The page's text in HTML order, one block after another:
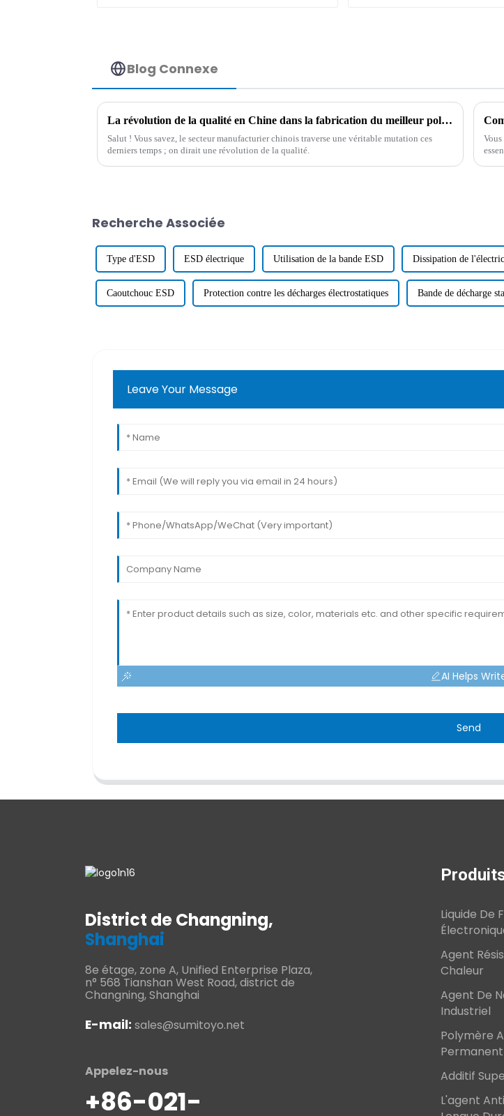
Blog Connexe
La révolution de la qualité en Chine dans la fabrication du meilleur polymère fonctionnel pour un succès mondial
Salut ! Vous savez, le secteur manufacturier chinois traverse une véritable mutation ces
derniers temps ; on dirait une révolution de la qualité.
Recherche Associée
Type d'ESD ESD électrique Utilisation de la bande ESD Dissipation de
Caoutchouc ESD Protection contre les décharges électrostatiques Bande de décharge
Leave Your Message
AI Helps
Send
District de Changning,
Shanghai
8e étage, zone A, Unified Enterprise Plaza,
n° 568 Tianshan West Road, district de
Changning, Shanghai
E-mail: sales@sumitoyo.net
Appelez-nous
+86-021-
Liquide De
Agent
Chaleur
Agent De
Industriel
Polymère
Permanent
Additif
L'agent